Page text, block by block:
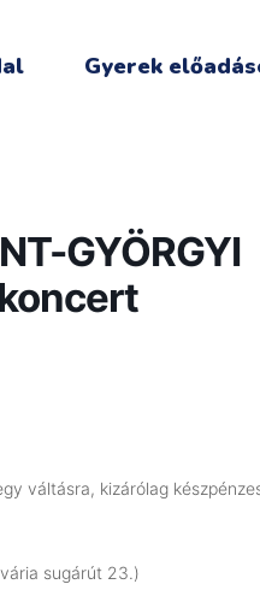
Gyerek
GYÖRGYI
váltásra, kizárólag
sugárút 23.)